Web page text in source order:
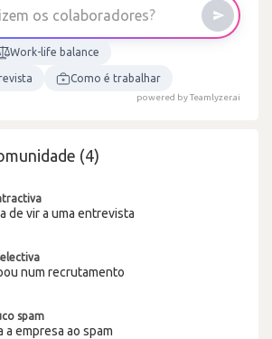
izem os colabora
Work-life balance
Como é trabalhar
powered by Teamlyzer.ai
(4)
de vir a uma entrevista
num recrutamento
spam
a empresa ao spam